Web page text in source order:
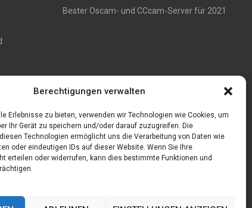
Berechtigungen verwalten
Erlebnisse zu bieten, verwenden wir Technologien wie Cookies, um
Ihr Gerät zu speichern und/oder darauf zuzugreifen. Die
Technologien ermöglicht uns die Verarbeitung von Daten wie
oder eindeutigen IDs auf dieser Website. Wenn Sie Ihre
erteilen oder widerrufen, kann dies bestimmte Funktionen und
Bester Oscam- und CCcam-Server für 2021